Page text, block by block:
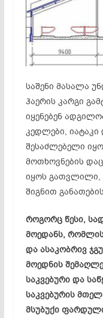
საშენი მასალა
ჰაერის კარგი
იყენებენ
კედლები, იატაკი
შესაძლებელი
მოთხოვნების
იყოს გათვლილი,
შიგნით
როგორც წესი,
მოედანს,
და ასაკობრივ
მოედნის
საკვებური და
საკვებურის მთელ
მსუბუქი